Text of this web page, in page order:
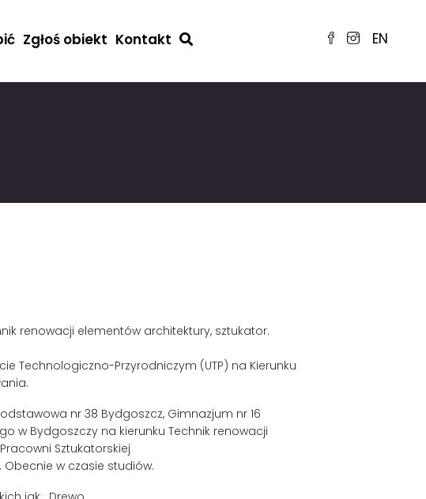
EN
Zgłoś obiekt Kontakt
renowacji elementów architektury, sztukator.
Technologiczno-Przyrodniczym (UTP) na Kierunku
nr 38 Bydgoszcz, Gimnazjum nr 16
w Bydgoszczy na kierunku Technik renowacji
Sztukatorskiej
Obecnie w czasie studiów.